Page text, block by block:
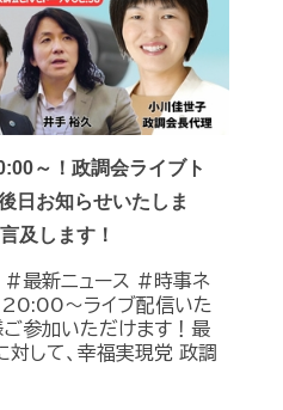
～！政調会ライブト
日お知らせいたしま
及します！
最新ニュース #時事ネ
～ライブ配信いた
ご参加いただけます！最
対して、幸福実現党 政調